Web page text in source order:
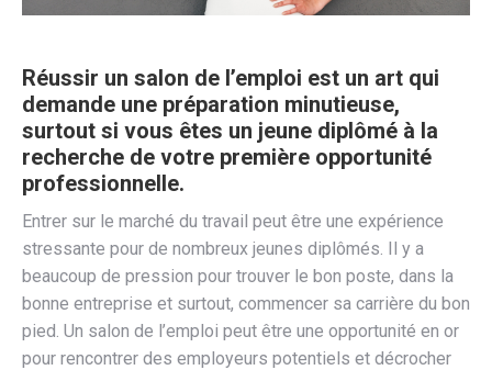
Réussir un salon de l’emploi est un art qui
demande une préparation minutieuse,
surtout si vous êtes un jeune diplômé à la
recherche de votre première opportunité
professionnelle.
Entrer sur le marché du travail peut être une expérience
stressante pour de nombreux jeunes diplômés. Il y a
beaucoup de pression pour trouver le bon poste, dans la
bonne entreprise et surtout, commencer sa carrière du bon
pied. Un salon de l’emploi peut être une opportunité en or
pour rencontrer des employeurs potentiels et décrocher